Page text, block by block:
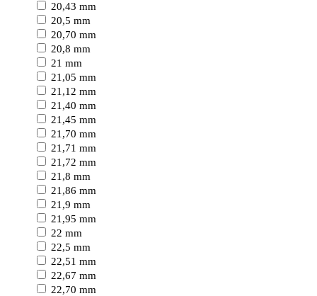
20,43 mm
20,5 mm
20,70 mm
20,8 mm
21 mm
21,05 mm
21,12 mm
21,40 mm
21,45 mm
21,70 mm
21,71 mm
21,72 mm
21,8 mm
21,86 mm
21,9 mm
21,95 mm
22 mm
22,5 mm
22,51 mm
22,67 mm
22,70 mm